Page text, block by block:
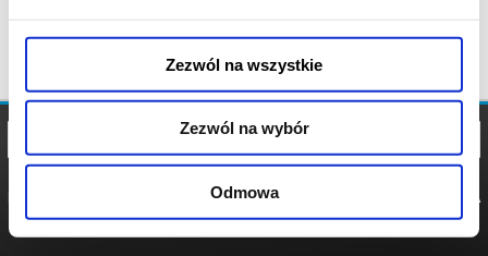
Zezwól na wszystkie
Zezwól na wybór
Odmowa
POLITYKA
POLITYKA